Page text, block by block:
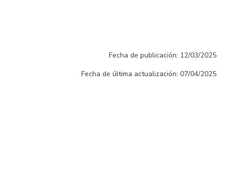
Fecha de publicación: 12/03/2025
Fecha de última actualización: 07/04/2025